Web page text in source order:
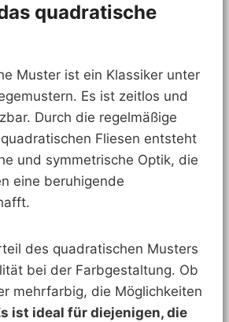
quadratische
Muster ist ein Klassiker unter
Es ist zeitlos und
Durch die regelmäßige
Fliesen entsteht
und symmetrische Optik, die
eine beruhigende
des quadratischen Musters
bei der Farbgestaltung. Ob
mehrfarbig, die Möglichkeiten
ist ideal für diejenigen, die